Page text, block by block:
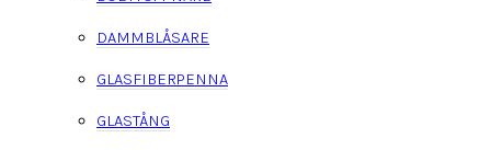
DAMMBLÅSARE
GLASFIBERPENNA
GLASTÅNG